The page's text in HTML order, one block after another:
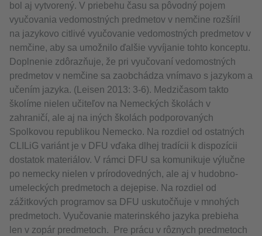
bol aj vytvorený. V priebehu času sa pôvodný pojem
vyučovania vedomostných predmetov v nemčine rozšíril
na jazykovo citlivé vyučovanie vedomostných predmetov v
nemčine, aby sa umožnilo ďalšie vyvíjanie tohto konceptu.
Doplnenie zdôrazňuje, že pri vyučovaní vedomostných
predmetov v nemčine sa zaobchádza vnímavo s jazykom a
učením jazyka. (Leisen 2013: 3-6). Medzičasom takto
školíme nielen učiteľov na Nemeckých školách v
zahraničí, ale aj na iných školách podporovaných
Spolkovou republikou Nemecko. Na rozdiel od ostatných
CLILiG variánt je v DFU vďaka dlhej tradícii k dispozícii
dostatok materiálov. V rámci DFU sa komunikuje výlučne
po nemecky nielen v prírodovedných, ale aj v hudobno-
umeleckých predmetoch a dejepise. Na rozdiel od
zážitkových programov sa DFU uskutočňuje v mnohých
predmetoch. Vyučovanie materinského jazyka prebieha
len v zopár predmetoch. Pre prácu v rôznych predmetoch